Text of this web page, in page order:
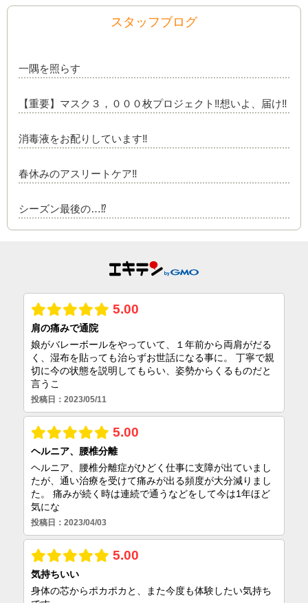
スタッフブログ
一隅を照らす
【重要】マスク３，０００枚プロジェクト‼️想いよ、届け‼️
消毒液をお配りしています‼️
春休みのアスリートケア‼️
シーズン最後の…⁉️